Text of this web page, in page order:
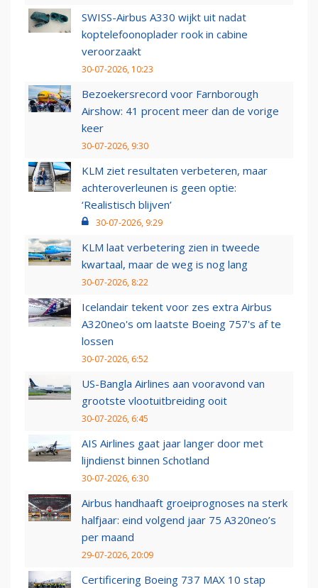
SWISS-Airbus A330 wijkt uit nadat
koptelefoonoplader rook in cabine
veroorzaakt
30-07-2026, 10:23
Bezoekersrecord voor Farnborough
Airshow: 41 procent meer dan de vorige
keer
30-07-2026, 9:30
KLM ziet resultaten verbeteren, maar
achteroverleunen is geen optie:
‘Realistisch blijven’
30-07-2026, 9:29
KLM laat verbetering zien in tweede
kwartaal, maar de weg is nog lang
30-07-2026, 8:22
Icelandair tekent voor zes extra Airbus
A320neo's om laatste Boeing 757's af te
lossen
30-07-2026, 6:52
US-Bangla Airlines aan vooravond van
grootste vlootuitbreiding ooit
30-07-2026, 6:45
AIS Airlines gaat jaar langer door met
lijndienst binnen Schotland
30-07-2026, 6:30
Airbus handhaaft groeiprognoses na sterk
halfjaar: eind volgend jaar 75 A320neo’s
per maand
29-07-2026, 20:09
Certificering Boeing 737 MAX 10 stap